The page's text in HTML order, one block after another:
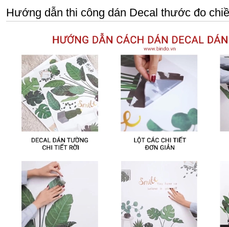
Hướng dẫn thi công dán Decal thước đo